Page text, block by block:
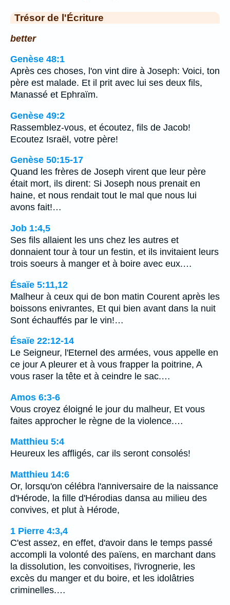
Trésor de l'Écriture
better
Genèse 48:1
Après ces choses, l'on vint dire à Joseph: Voici, ton
père est malade. Et il prit avec lui ses deux fils,
Manassé et Ephraïm.
Genèse 49:2
Rassemblez-vous, et écoutez, fils de Jacob!
Ecoutez Israël, votre père!
Genèse 50:15-17
Quand les frères de Joseph virent que leur père
était mort, ils dirent: Si Joseph nous prenait en
haine, et nous rendait tout le mal que nous lui
avons fait!…
Job 1:4,5
Ses fils allaient les uns chez les autres et
donnaient tour à tour un festin, et ils invitaient leurs
trois soeurs à manger et à boire avec eux.…
Ésaïe 5:11,12
Malheur à ceux qui de bon matin Courent après les
boissons enivrantes, Et qui bien avant dans la nuit
Sont échauffés par le vin!…
Ésaïe 22:12-14
Le Seigneur, l'Eternel des armées, vous appelle en
ce jour A pleurer et à vous frapper la poitrine, A
vous raser la tête et à ceindre le sac.…
Amos 6:3-6
Vous croyez éloigné le jour du malheur, Et vous
faites approcher le règne de la violence.…
Matthieu 5:4
Heureux les affligés, car ils seront consolés!
Matthieu 14:6
Or, lorsqu'on célébra l'anniversaire de la naissance
d'Hérode, la fille d'Hérodias dansa au milieu des
convives, et plut à Hérode,
1 Pierre 4:3,4
C'est assez, en effet, d'avoir dans le temps passé
accompli la volonté des païens, en marchant dans
la dissolution, les convoitises, l'ivrognerie, les
excès du manger et du boire, et les idolâtries
criminelles.…